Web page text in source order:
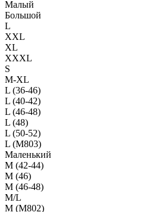
Малый
Большой
L
XXL
XL
XXXL
S
M-XL
L (36-46)
L (40-42)
L (46-48)
L (48)
L (50-52)
L (M803)
Маленький
М (42-44)
M (46)
M (46-48)
M/L
M (M802)